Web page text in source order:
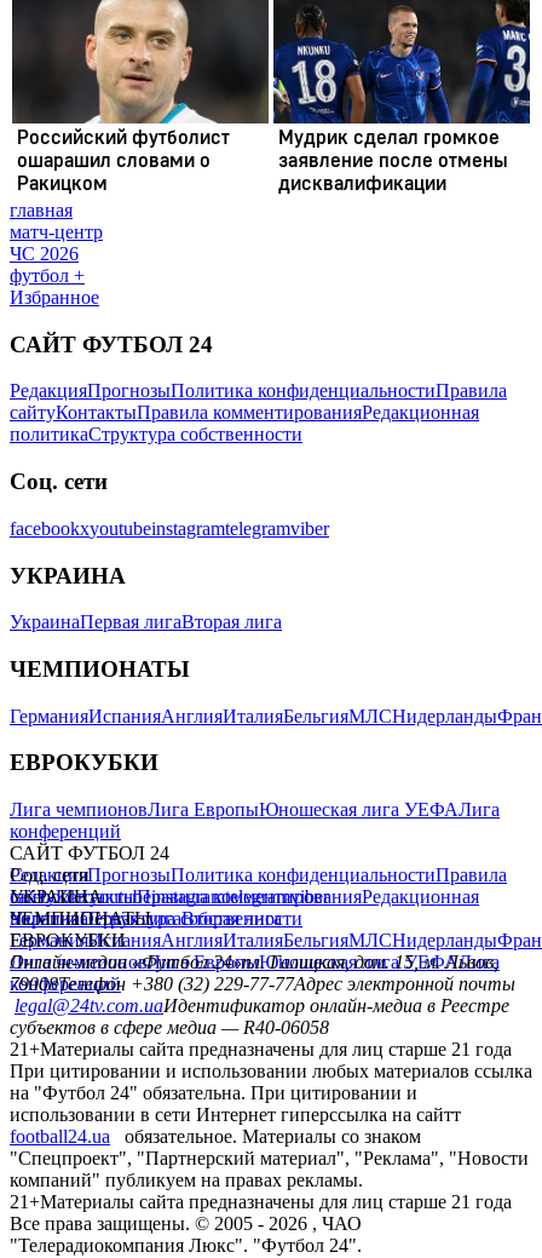
главная
матч-центр
ЧС 2026
футбол +
Избранное
САЙТ ФУТБОЛ 24
РедакцияПрогнозыПолитика конфиденциальностиПравила
сайтуКонтактыПравила комментированияРедакционная
политикаСтруктура собственности
Соц. сети
facebookxyoutubeinstagramtelegramviber
УКРАИНА
УкраинаПервая лигаВторая лига
ЧЕМПИОНАТЫ
ГерманияИспанияАнглияИталияБельгияМЛСНидерланды
ЕВРОКУБКИ
Лига чемпионовЛига ЕвропыЮношеская лига УЕФАЛига
конференций
САЙТ ФУТБОЛ 24
РедакцияПрогнозыПолитика конфиденциальностиПравила
сайтуКонтактыПравила комментированияРедакционная
политикаСтруктура собственности
Соц. сети
facebookxyoutubeinstagramtelegramviber
УКРАИНА
УкраинаПервая лигаВторая лига
ЧЕМПИОНАТЫ
ГерманияИспанияАнглияИталияБельгияМЛСНидерланды
ЕВРОКУБКИ
Лига чемпионовЛига ЕвропыЮношеская лига УЕФАЛига
конференций
Онлайн-медиа «Футбол 24»пл. Галицкая, дом. 15, м. Львов,
79008Телефон +380 (32) 229-77-77Адрес электронной почты
legal@24tv.com.uaИдентификатор онлайн-медиа в Реестре
субъектов в сфере медиа — R40-06058
21+Материалы сайта предназначены для лиц старше 21 года
При цитировании и использовании любых материалов ссылка
на "Футбол 24" обязательна. При цитировании и
использовании в сети Интернет гиперссылка на сайтт
football24.ua
обязательное. Материалы со знаком
"Спецпроект", "Партнерский материал", "Реклама", "Новости
компаний" публикуем на правах рекламы.
21+Материалы сайта предназначены для лиц старше 21 года
Все права защищены. © 2005 - 2026 , ЧАО
"Телерадиокомпания Люкс". "Футбол 24".